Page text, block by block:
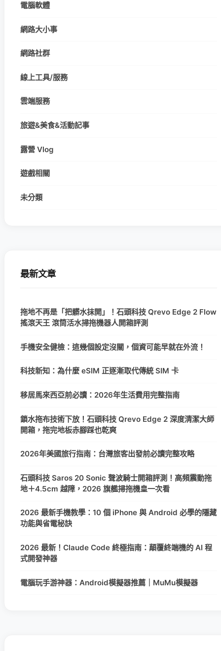
電腦軟體
網路大小事
網路社群
線上工具/服務
雲端服務
旅遊&美食&活動記事
露營 Vlog
遊戲相關
未分類
最新文章
拖地不再是「把髒水抹開」！石頭科技 Qrevo Edge 2 Flow
搖滾天王 滾筒活水掃拖機器人開箱評測
手機安全健檢：這幾個設定沒關，個資可能早就在外流！
科技新知：為什麼 eSIM 正逐漸取代傳統 SIM 卡
移居馬來西亞前必讀：2026年生活費用完整指南
鎖水拖布技術下放！石頭科技 Qrevo Edge 2 深度清潔大師
開箱，拖完地板赤腳踩也乾爽
2026年美國旅行指南：台灣旅客出發前必讀完整攻略
石頭科技 Saros 20 Sonic 聲波騎士開箱評測！高頻震動拖
地＋4.5cm 越障，2026 旗艦掃拖機皇一次看
2026 最新手機教學：10 個 iPhone 與 Android 必學的隱藏
功能與省電秘訣
2026 最新！Claude Code 終極指南：顛覆終端機的 AI 程
式開發神器
電腦玩手游神器：Android模擬器推薦｜MuMu模擬器